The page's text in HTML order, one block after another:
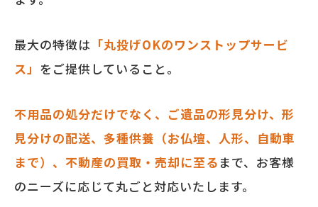
最大の特徴は 「丸投げOKのワンストップサービ
ス」 をご提供していること。
不用品の処分だけでなく、ご遺品の形見分け、形
見分けの配送、多種供養（お仏壇、人形、自動車
まで）、不動産の買取・売却に至る まで、お客様
のニーズに応じて丸ごと対応いたします。